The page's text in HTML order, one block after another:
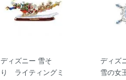
ディズニー 雪そ
り ライティングミ
ディズ
雪の女